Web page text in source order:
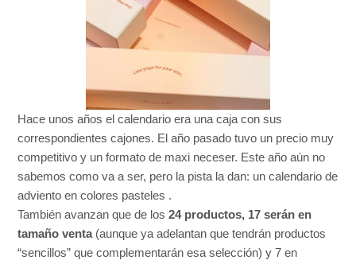
Hace unos años el calendario era una caja con sus
correspondientes cajones. El año pasado tuvo un precio muy
competitivo y un formato de maxi neceser. Este año aún no
sabemos como va a ser, pero la pista la dan: un calendario de
adviento en colores pasteles .
También avanzan que de los 24 productos, 17 serán en
tamaño venta(aunque ya adelantan que tendrán productos
“sencillos” que complementarán esa selección) y 7 en